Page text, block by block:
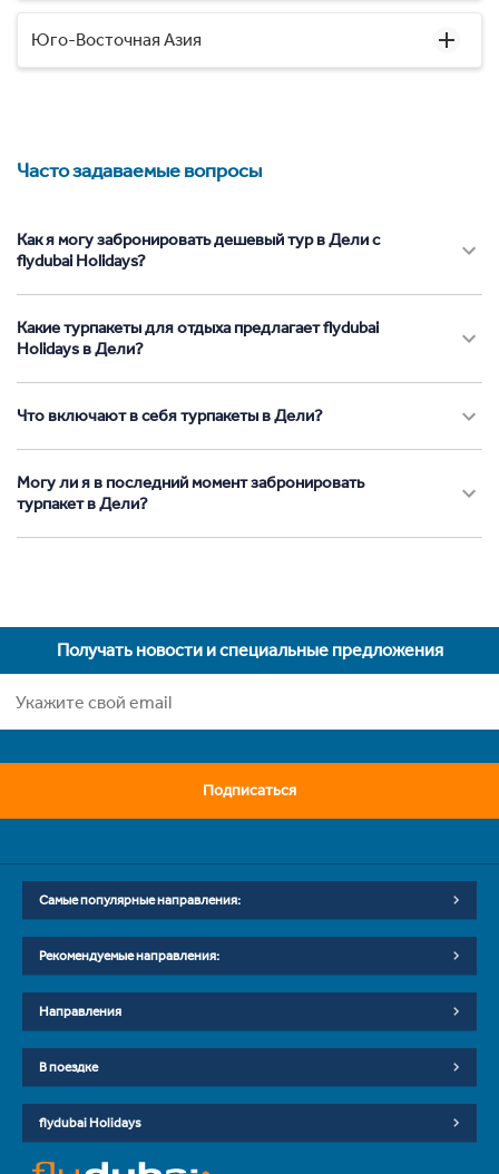
Юго-Восточная Азия
Часто задаваемые вопросы
Как я могу забронировать дешевый тур в Дели с
flydubai Holidays?
Какие турпакеты для отдыха предлагает flydubai
Holidays в Дели?
Что включают в себя турпакеты в Дели?
Могу ли я в последний момент забронировать
турпакет в Дели?
Получать новости и специальные предложения
Подписаться
Самые популярные направления:
Рекомендуемые направления:
Направления
В поездке
flydubai Holidays